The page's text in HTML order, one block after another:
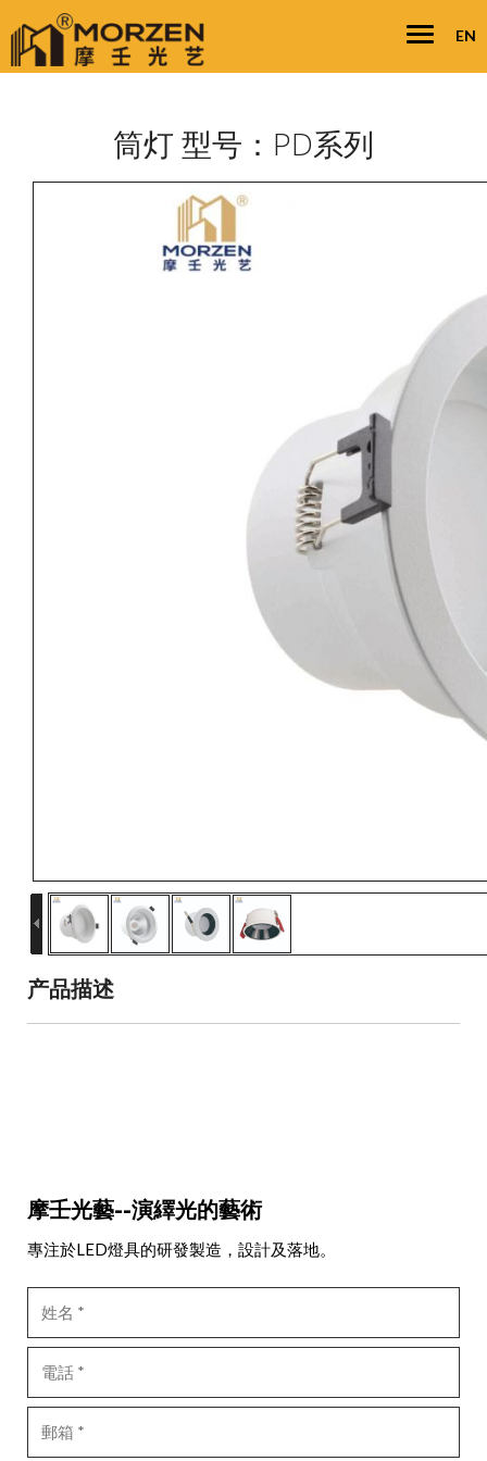
EN
Toggle
筒灯 型号：PD系列
产品描述
摩壬光藝--演繹光的藝術
專注於LED燈具的研發製造，設計及落地。